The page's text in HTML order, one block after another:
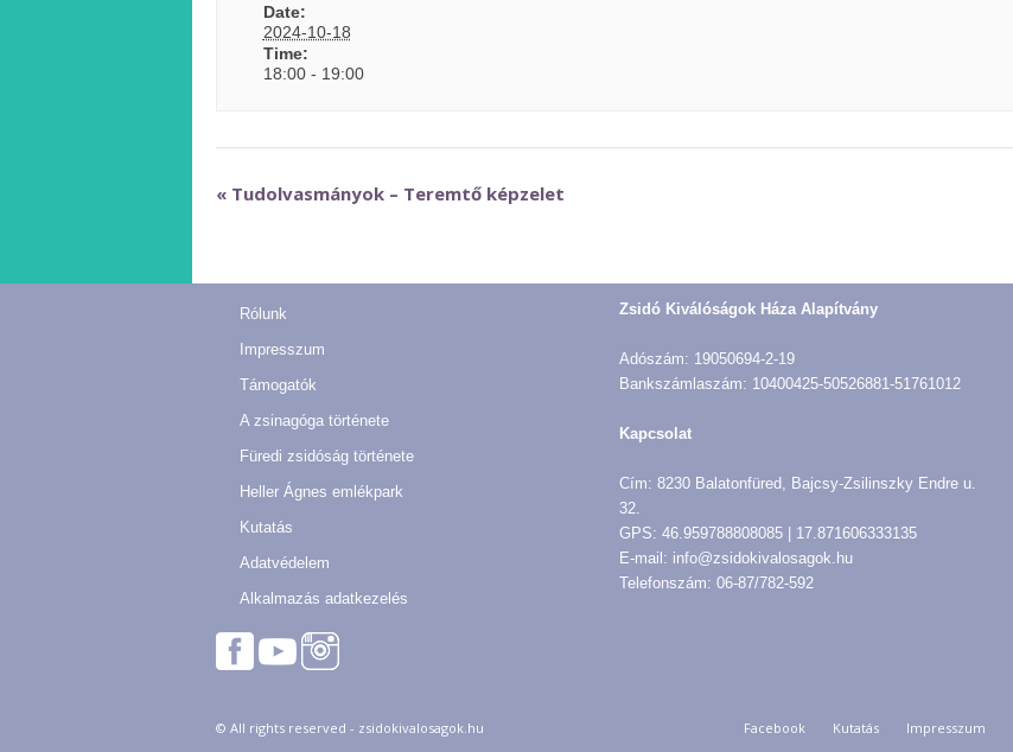
Date:
2024-10-18
Time:
18:00 - 19:00
Event
«Tudolvasmányok – Teremtő képzelet
Rólunk
Impresszum
Támogatók
A zsinagóga története
Füredi zsidóság története
Heller Ágnes emlékpark
Kutatás
Adatvédelem
Alkalmazás adatkezelés
Zsidó Kiválóságok Háza Alapítvány
Adószám: 19050694-2-19
Bankszámlaszám: 10400425-50526881-51761012
Kapcsolat
Cím: 8230 Balatonfüred, Bajcsy-Zsilinszky Endre u.
32.
GPS: 46.959788808085 | 17.871606333135
E-mail: info@zsidokivalosagok.hu
Telefonszám: 06-87/782-592
Facebook Kutatás Impresszum
© All rights reserved - zsidokivalosagok.hu